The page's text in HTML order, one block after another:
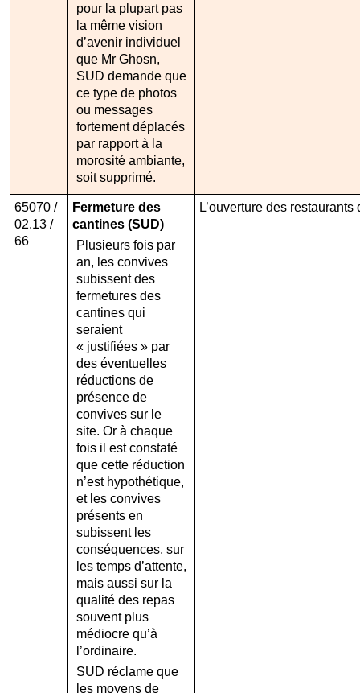
pour la plupart pas
la même vision
d’avenir individuel
que Mr Ghosn,
SUD demande que
ce type de photos
ou messages
fortement déplacés
par rapport à la
morosité ambiante,
soit supprimé.
65070 /
02.13 /
66
Fermeture des
cantines (SUD)
Plusieurs fois par
an, les convives
subissent des
fermetures des
cantines qui
seraient
« justifiées » par
des éventuelles
réductions de
présence de
convives sur le
site. Or à chaque
fois il est constaté
que cette réduction
n’est hypothétique,
et les convives
présents en
subissent les
conséquences, sur
les temps d’attente,
mais aussi sur la
qualité des repas
souvent plus
médiocre qu’à
l’ordinaire.
SUD réclame que
les moyens de
L’ouverture des